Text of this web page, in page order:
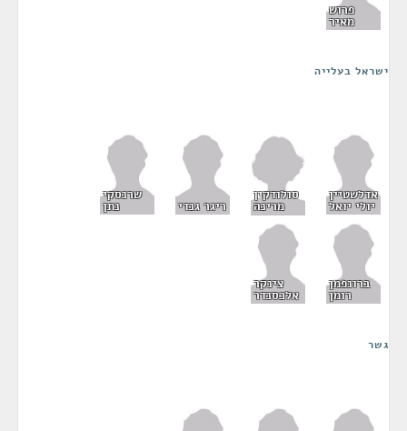
פרוש
מאיר
ישראל בעלייה
אדלשטיין
יולי יואל
סולודקין
מרינה ריגר גנדי
שרנסקי
נתן
ברונפמן
רומן
צינקר
אלכסנדר
גשר